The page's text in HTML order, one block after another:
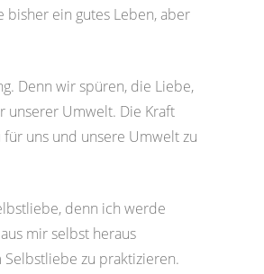
ein gutes Leben, aber
Denn wir spüren, die Liebe,
unserer Umwelt. Die Kraft
uns und unsere Umwelt zu
denn ich werde
mir selbst heraus
zu praktizieren.